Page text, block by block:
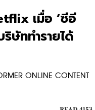
เมื่อ ‘ซีอี
ษัททำรายได้
ONLINE CONTENT